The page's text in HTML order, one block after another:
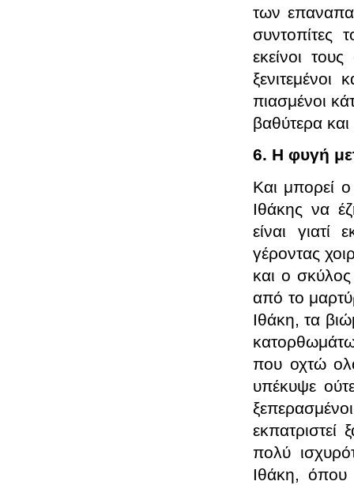
των
συντοπίτες
εκείνοι
πιασμένοι
βαθύτερα και
6. Η φυγή
Και μπορεί
Ιθάκης να
είναι
γέροντας
και ο
από το
Ιθάκη, τα
που οχτώ
υπέκυψε
πολύ
Ιθάκη, όπου